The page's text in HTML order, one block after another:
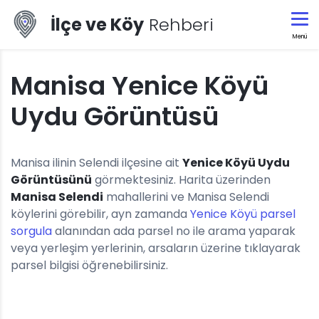
İlçe ve Köy Rehberi
Menü
Manisa Yenice Köyü
Uydu Görüntüsü
Manisa ilinin Selendi ilçesine ait Yenice Köyü Uydu
Görüntüsünü görmektesiniz. Harita üzerinden
Manisa Selendi mahallerini ve Manisa Selendi
köylerini görebilir, ayn zamanda Yenice Köyü parsel
sorgulaalanından ada parsel no ile arama yaparak
veya yerleşim yerlerinin, arsaların üzerine tıklayarak
parsel bilgisi öğrenebilirsiniz.